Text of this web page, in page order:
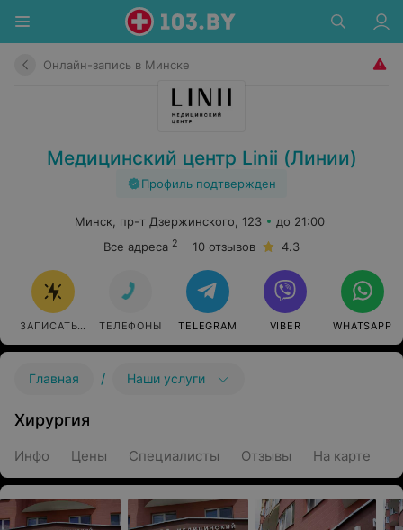
Онлайн-запись в Минске
Медицинский центр Linii (Линии)
Профиль подтвержден
Минск, пр-т Дзержинского, 123
до 21:00
Все адреса 2 10 отзывов 4.3
ЗАПИСАТЬСЯ ОНЛАЙН
ТЕЛЕФОНЫ TELEGRAM VIBER WHATSAPP
Главная / Наши услуги
Хирургия
Инфо Цены Специалисты Отзывы На карте